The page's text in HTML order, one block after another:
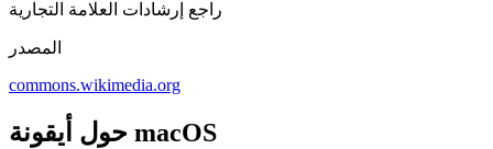
راجع إرشادات العلامة التجارية
المصدر
commons.wikimedia.org
حول أيقونة macOS